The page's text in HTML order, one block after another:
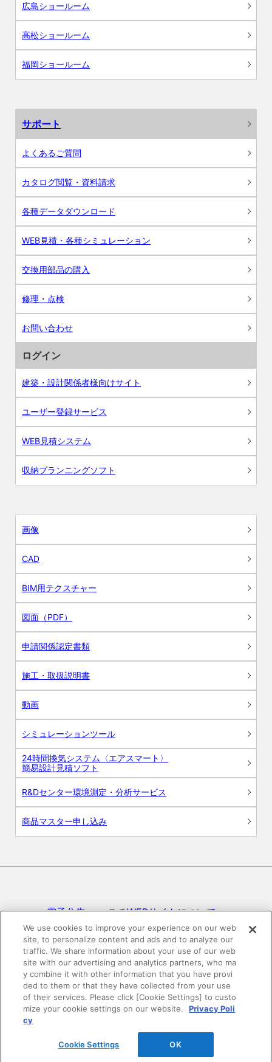
広島ショールーム
高松ショールーム
福岡ショールーム
サポート
よくあるご質問
カタログ閲覧・資料請求
各種データダウンロード
WEB見積・各種シミュレーション
交換用部品の購入
修理・点検
お問い合わせ
ログイン
建築・設計関係者様向けサイト
ユーザー登録サービス
WEB見積システム
収納プランニングソフト
画像
CAD
BIM用テクスチャー
図面（PDF）
申請関係認定書類
施工・取扱説明書
動画
シミュレーションツール
24時間換気システム〈エアスマート〉
簡易設計見積ソフト
R&Dセンター環境測定・分析サービス
商品マスター申し込み
電子公告 このWEBサイトについて
プライバシーポリシー
SNSコミュニティガイドライン サイトマップ
©DAIKEN Corporation All Rights Reserved.
We use cookies to improve your experience on our web
site, to personalize content and ads and to analyze our
traffic. We share information about your use of our web
site with our advertising and analytics partners, who ma
y combine it with other information that you have provi
ded to them or that they have collected from your use
of their services. Please click [Cookie Settings] to custo
mize your cookie settings on our website.
Privacy Poli
cy
Cookie Settings OK